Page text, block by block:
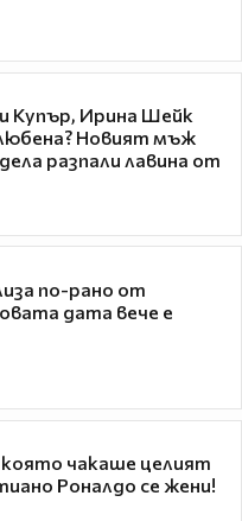
Купър, Ирина Шейк
Новият мъж
разпали лавина от
по-рано от
дата вече е
чакаше целият
Роналдо се жени!